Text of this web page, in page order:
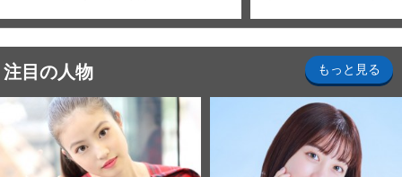
注目の人物 もっと見る